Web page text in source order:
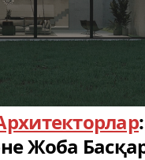
:
Жоба